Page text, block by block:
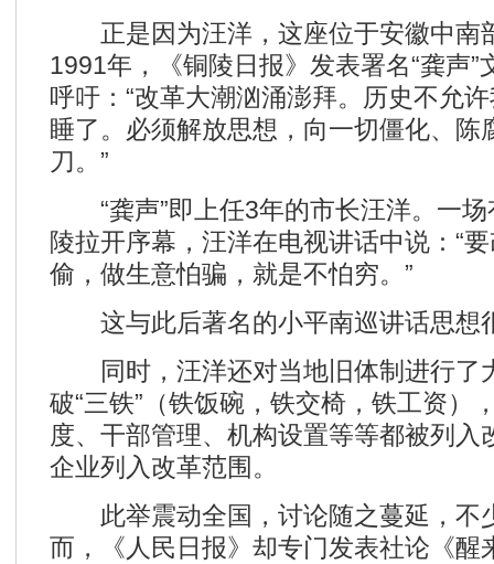
正是因为汪洋，这座位于安徽中南
1991年，《铜陵日报》发表署名“龚声
呼吁：“改革大潮汹涌澎拜。历史不允
睡了。必须解放思想，向一切僵化、陈
刀。”
“龚声”即上任3年的市长汪洋。一场
陵拉开序幕，汪洋在电视讲话中说：“
偷，做生意怕骗，就是不怕穷。”
这与此后著名的小平南巡讲话思想
同时，汪洋还对当地旧体制进行了
破“三铁”（铁饭碗，铁交椅，铁工资）
度、干部管理、机构设置等等都被列入
企业列入改革范围。
此举震动全国，讨论随之蔓延，不
而，《人民日报》却专门发表社论《醒